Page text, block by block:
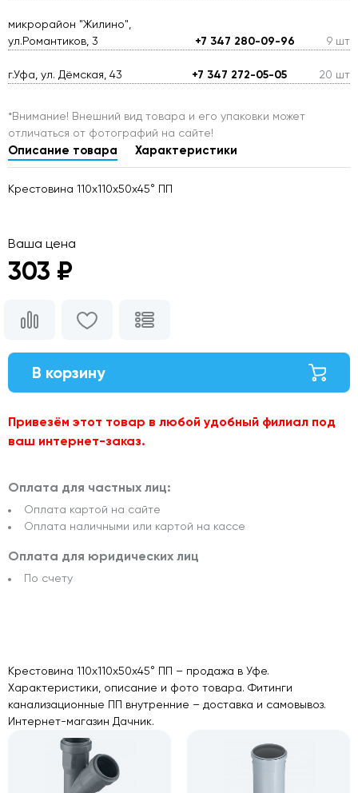
микрорайон "Жилино",
ул.Романтиков, 3
+7 347 280-09-96 9 шт
г.Уфа, ул. Дёмская, 43 +7 347 272-05-05 20 шт
*Внимание! Внешний вид товара и его упаковки может
отличаться от фотографий на сайте!
Описание товара Характеристики
Крестовина 110х110х50х45° ПП
Ваша цена
303 ₽
В корзину
Привезём этот товар в любой удобный филиал под
ваш интернет-заказ.
Оплата для частных лиц:
Оплата картой на сайте
Оплата наличными или картой на кассе
Оплата для юридических лиц
По счету
Крестовина 110х110х50х45° ПП – продажа в Уфе.
Характеристики, описание и фото товара. Фитинги
канализационные ПП внутренние – доставка и самовывоз.
Интернет-магазин Дачник.